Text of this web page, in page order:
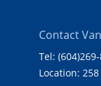
Contact
Tel:
Location: